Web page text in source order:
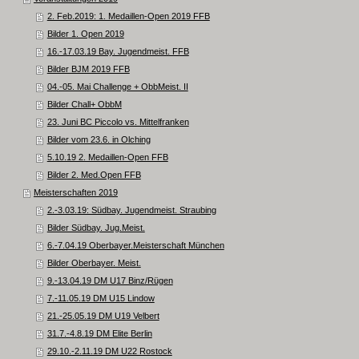
2. Feb.2019: 1. Medaillen-Open 2019 FFB
Bilder 1. Open 2019
16.-17.03.19 Bay. Jugendmeist. FFB
Bilder BJM 2019 FFB
04.-05. Mai Challenge + ObbMeist. II
Bilder Chall+ ObbM
23. Juni BC Piccolo vs. Mittelfranken
Bilder vom 23.6. in Olching
5.10.19 2. Medaillen-Open FFB
Bilder 2. Med.Open FFB
Meisterschaften 2019
2.-3.03.19: Südbay. Jugendmeist. Straubing
Bilder Südbay. Jug.Meist.
6.-7.04.19 Oberbayer.Meisterschaft München
Bilder Oberbayer. Meist.
9.-13.04.19 DM U17 Binz/Rügen
7.-11.05.19 DM U15 Lindow
21.-25.05.19 DM U19 Velbert
31.7.-4.8.19 DM Elite Berlin
29.10.-2.11.19 DM U22 Rostock